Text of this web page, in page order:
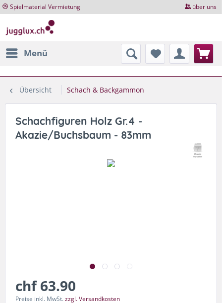
Spielmaterial Vermietung über uns
Menü
Übersicht Schach & Backgammon
Schachfiguren Holz Gr.4 -
Akazie/Buchsbaum - 83mm
chf 63.90
Preise inkl. MwSt.zzgl. Versandkosten